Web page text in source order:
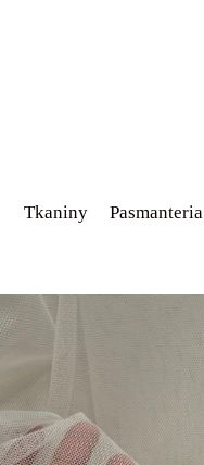
Tkaniny Pasmanteria